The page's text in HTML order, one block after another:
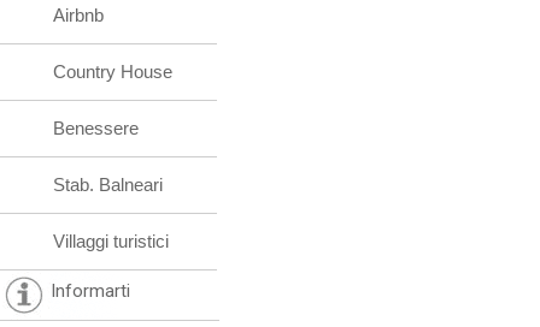
Airbnb
Country House
Benessere
Stab. Balneari
Villaggi turistici
Informarti